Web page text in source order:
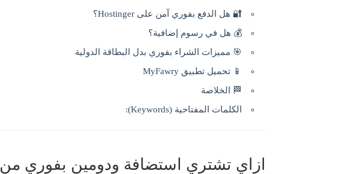
🔐 هل الدفع بفوري آمن على Hostinger؟
💰 هل في رسوم إضافية؟
🎯 مميزات الشراء بفوري بدل البطاقة الدولية
📱 تحميل تطبيق MyFawry
🏁 الخلاصة
الكلمات المفتاحية (Keywords):
ازاي تشتري استضافة ودومين بفوري من Hostinger بسهولة